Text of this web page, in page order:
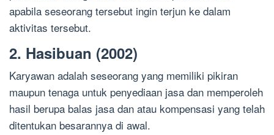
apabila seseorang tersebut ingin terjun ke dalam
aktivitas tersebut.
2. Hasibuan (2002)
Karyawan adalah seseorang yang memiliki pikiran
maupun tenaga untuk penyediaan jasa dan memperoleh
hasil berupa balas jasa dan atau kompensasi yang telah
ditentukan besarannya di awal.